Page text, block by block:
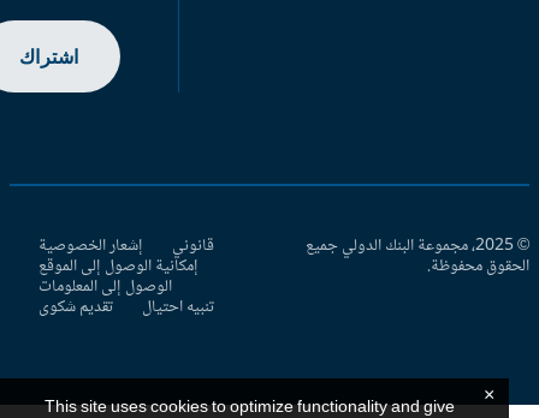
اشتراك
© 2025، مجموعة البنك الدولي جميع
محفوظة.
قانوني إشعار الخصوصية
إمكانية الوصول إلى الموقع
الوصول إلى المعلومات
تنبيه احتيال تقديم شكوى
This site uses cookies to optimize functionality and give ×